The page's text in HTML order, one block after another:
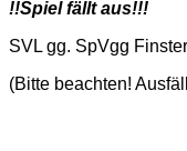
!!Spiel fällt aus!!!
SVL gg. SpVgg
(Bitte beachten!